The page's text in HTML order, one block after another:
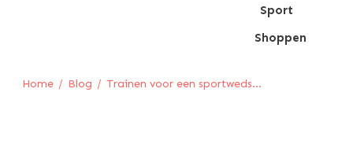
Sport
Shoppen
Home / Blog / Trainen voor een sportwedstrijd? Pak het verstandig aan